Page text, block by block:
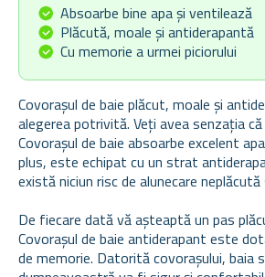
Absoarbe bine apa și ventilează
Plăcută, moale și antiderapantă
Cu memorie a urmei piciorului
Covorașul de baie plăcut, moale și
alegerea potrivită. Veți avea senzația
Covorașul de baie absoarbe excelent
plus, este echipat cu un strat
există niciun risc de alunecare neplăcută
De fiecare dată vă așteaptă un pas
Covorașul de baie antiderapant este
de memorie. Datorită covorașului, baia